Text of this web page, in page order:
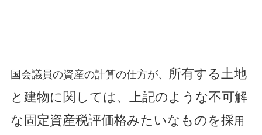
国会議員の資産の計算の仕方が、
所有する土地
と建物に関しては、上記のような不可解
な固定資産税評価格みたいなものを採用